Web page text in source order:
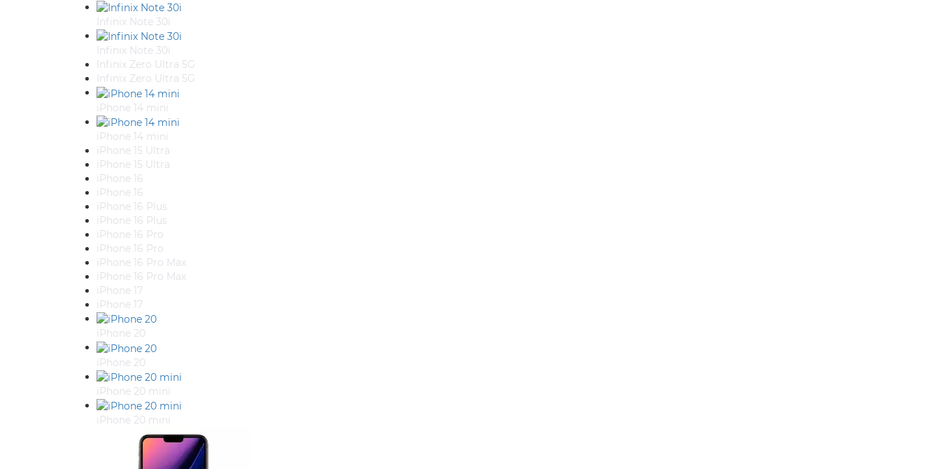
Infinix Note 30i
Infinix Note 30i
Infinix Zero Ultra 5G
Infinix Zero Ultra 5G
iPhone 14 mini
iPhone 14 mini
iPhone 15 Ultra
iPhone 15 Ultra
iPhone 16
iPhone 16
iPhone 16 Plus
iPhone 16 Plus
iPhone 16 Pro
iPhone 16 Pro
iPhone 16 Pro Max
iPhone 16 Pro Max
iPhone 17
iPhone 17
iPhone 20
iPhone 20
iPhone 20 mini
iPhone 20 mini